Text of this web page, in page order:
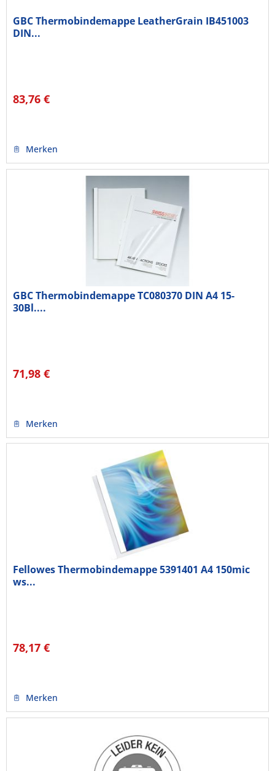
GBC Thermobindemappe LeatherGrain IB451003
DIN...
83,76 €
Merken
GBC Thermobindemappe TC080370 DIN A4 15-
30Bl....
71,98 €
Merken
Fellowes Thermobindemappe 5391401 A4 150mic
ws...
78,17 €
Merken